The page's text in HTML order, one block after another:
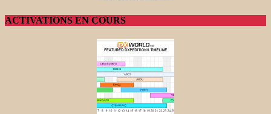
ACTIVATIONS EN COURS